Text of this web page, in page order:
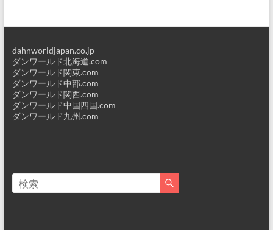
dahnworldjapan.co.jp
ダンワールド北海道.com
ダンワールド関東.com
ダンワールド中部.com
ダンワールド関西.com
ダンワールド中国四国.com
ダンワールド九州.com